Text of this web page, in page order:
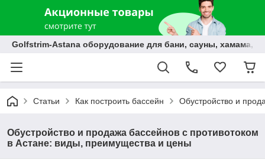
Golfstrim-Astana оборудование для бани, сауны, хамама,
Статьи Как построить бассейн Обустройство и
Обустройство и продажа бассейнов с противотоком
в Астане: виды, преимущества и цены